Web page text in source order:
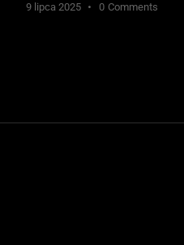
9 lipca 2025 0 Comments